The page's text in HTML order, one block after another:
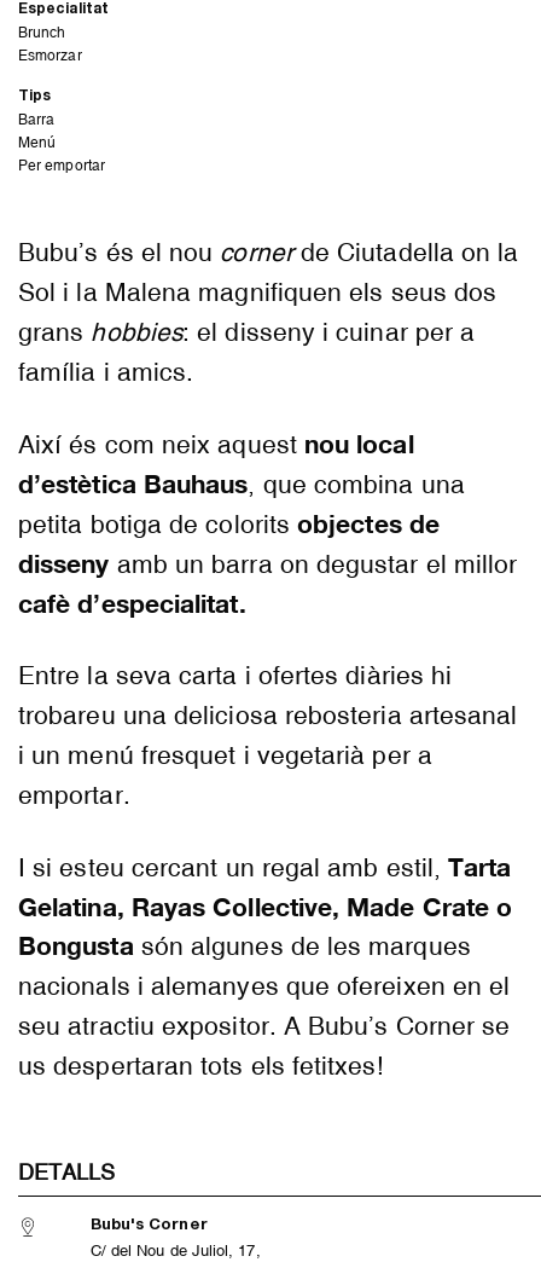
Especialitat
Brunch
Esmorzar
Tips
Barra
Menú
Per emportar
Bubu’s és el nou cornerde Ciutadella on la
Sol i la Malena magnifiquen els seus dos
grans hobbies: el disseny i cuinar per a
família i amics.
Així és com neix aquest nou local
d’estètica Bauhaus, que combina una
petita botiga de coloritsobjectes de
disseny amb un barra on degustar el millor
cafè d’especialitat.
Entre la seva carta i ofertes diàries hi
trobareu una deliciosa rebosteria artesanal
i un menú fresquet i vegetarià per a
emportar.
I si esteu cercant un regal amb estil,Tarta
Gelatina, Rayas Collective, Made Crate o
Bongusta són algunes de les marques
nacionals i alemanyes que ofereixen en el
seu atractiu expositor. A Bubu’s Corner se
us despertaran tots els fetitxes!
DETALLS
Bubu's Corner
C/ del Nou de Juliol, 17,